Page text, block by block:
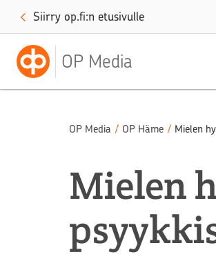
Siirry op.fi:n etusivulle
OP Media
OP Media / OP Häme / Mielen
Mielen